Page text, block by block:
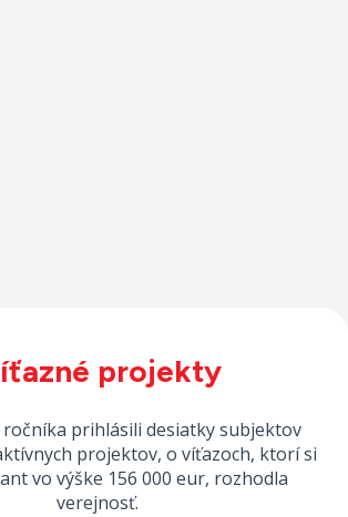
projekty
prihlásili desiatky subjektov
projektov, o víťazoch, ktorí si
vo výške 156 000 eur, rozhodla
verejnosť.